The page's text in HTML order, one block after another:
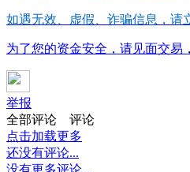
如遇无效、虚假、诈骗信息，请
为了您的资金安全，请见面交易
举报
全部评论
评论
点击加载更多
还没有评论...
没有更多评论...